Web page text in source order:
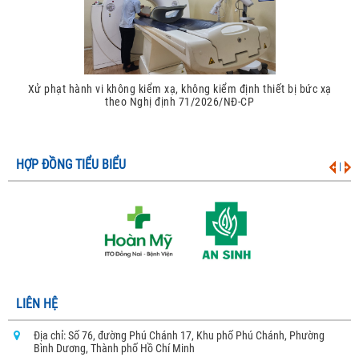
Xử phạt hành vi không kiểm xạ, không kiểm định thiết bị bức xạ
theo Nghị định 71/2026/NĐ-CP
HỢP ĐỒNG TIỂU BIỂU
LIÊN HỆ
Địa chỉ: Số 76, đường Phú Chánh 17, Khu phố Phú Chánh, Phường
Bình Dương, Thành phố Hồ Chí Minh